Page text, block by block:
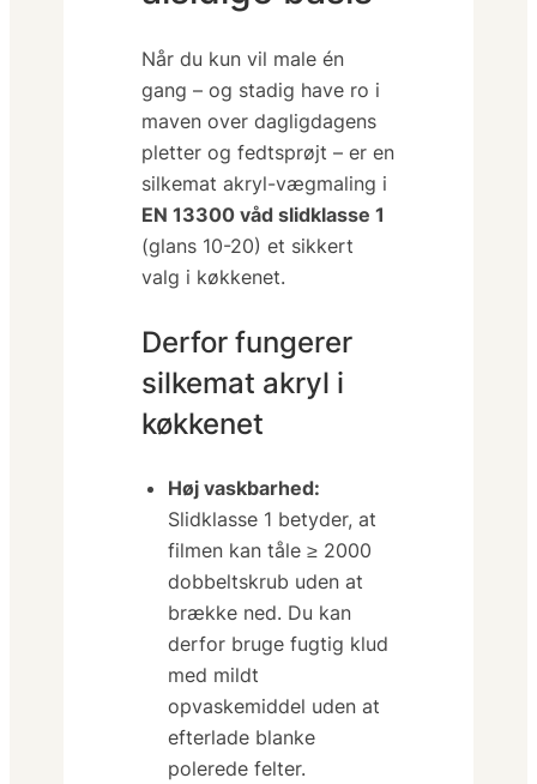
Når du kun vil male én
gang – og stadig have ro i
maven over dagligdagens
pletter og fedtsprøjt – er en
silkemat akryl-vægmaling i
EN 13300 våd slidklasse 1
(glans 10-20) et sikkert
valg i køkkenet.
Derfor fungerer
silkemat akryl i
køkkenet
Høj vaskbarhed:
Slidklasse 1 betyder, at
filmen kan tåle≥ 2000
dobbeltskrub uden at
brække ned. Du kan
derfor bruge fugtig klud
med mildt
opvaskemiddel uden at
efterlade blanke
polerede felter.